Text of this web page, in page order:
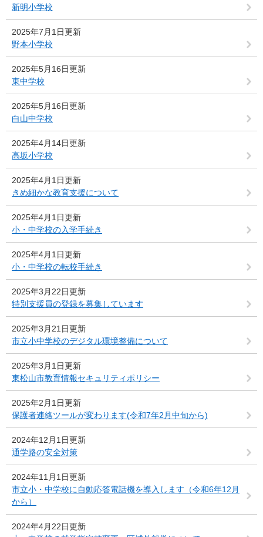
新明小学校
2025年7月1日更新
野本小学校
2025年5月16日更新
東中学校
2025年5月16日更新
白山中学校
2025年4月14日更新
高坂小学校
2025年4月1日更新
きめ細かな教育支援について
2025年4月1日更新
小・中学校の入学手続き
2025年4月1日更新
小・中学校の転校手続き
2025年3月22日更新
特別支援員の登録を募集しています
2025年3月21日更新
市立小中学校のデジタル環境整備について
2025年3月1日更新
東松山市教育情報セキュリティポリシー
2025年2月1日更新
保護者連絡ツールが変わります(令和7年2月中旬から)
2024年12月1日更新
通学路の安全対策
2024年11月1日更新
市立小・中学校に自動応答電話機を導入します（令和6年12月
から）
2024年4月22日更新